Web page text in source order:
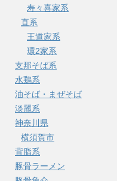
寿々喜家系
直系
王道家系
環2家系
支那そば系
水鶏系
油そば・まぜそば
淡麗系
神奈川県
横須賀市
背脂系
豚骨ラーメン